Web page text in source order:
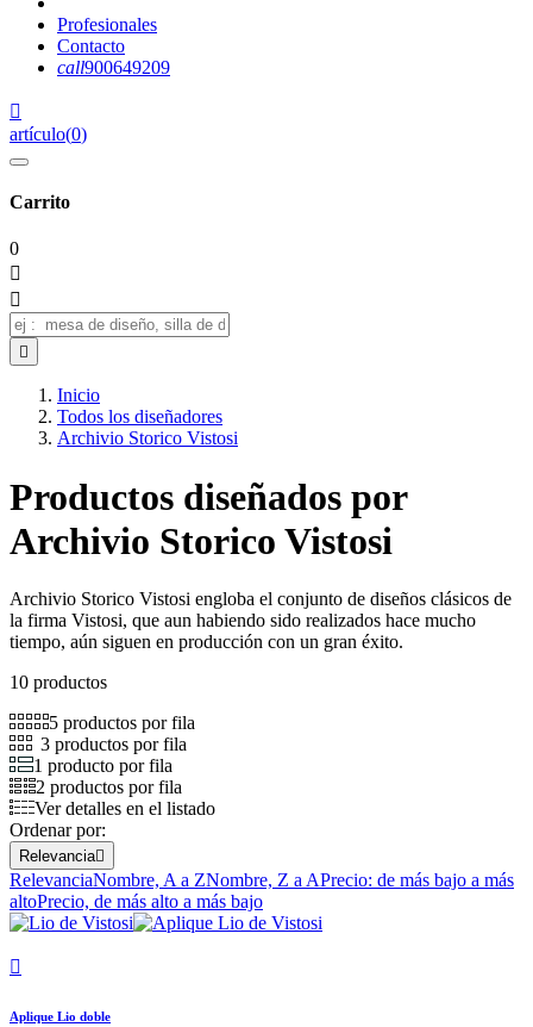
Profesionales
Contacto
call900649209

artículo(0)
Carrito
0



Inicio
Todos los diseñadores
Archivio Storico Vistosi
Productos diseñados por
Archivio Storico Vistosi
Archivio Storico Vistosi engloba el conjunto de diseños clásicos de
la firma Vistosi, que aun habiendo sido realizados hace mucho
tiempo, aún siguen en producción con un gran éxito.
10 productos
5 productos por fila
3 productos por fila
1 producto por fila
2 productos por fila
Ver detalles en el listado
Ordenar por:
Relevancia
RelevanciaNombre, A a ZNombre, Z a APrecio: de más bajo a más
altoPrecio, de más alto a más bajo

Aplique Lio doble